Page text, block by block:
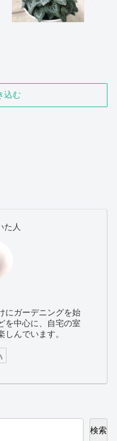
込む
た人
にガーデニングを始
を中心に、自宅の室
んでいます。
検索